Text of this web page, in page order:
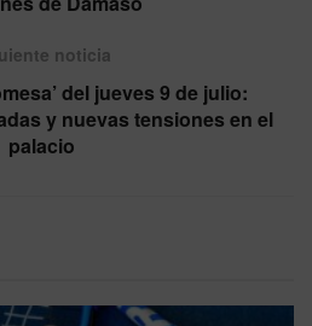
noticia
del jueves 9 de julio:
y nuevas tensiones en el
palacio